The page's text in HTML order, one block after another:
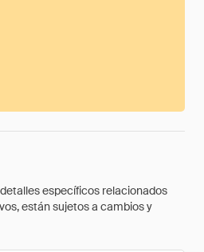
específicos relacionados
están sujetos a cambios y